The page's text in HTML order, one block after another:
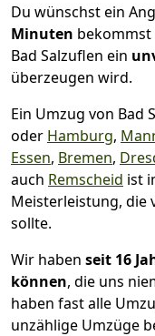
Du wünschst ein
Minuten bekommst
Bad Salzuflen ein
überzeugen wird.
Ein Umzug von Bad
oder Hamburg,
Essen, Bremen,
auch Remscheid ist
Meisterleistung, die
sollte.
Wir haben seit 16
können, die uns
haben fast alle
unzählige Umzüge